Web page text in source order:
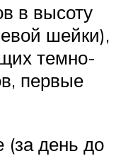
в высоту
шейки),
темно-
первые
(за день до